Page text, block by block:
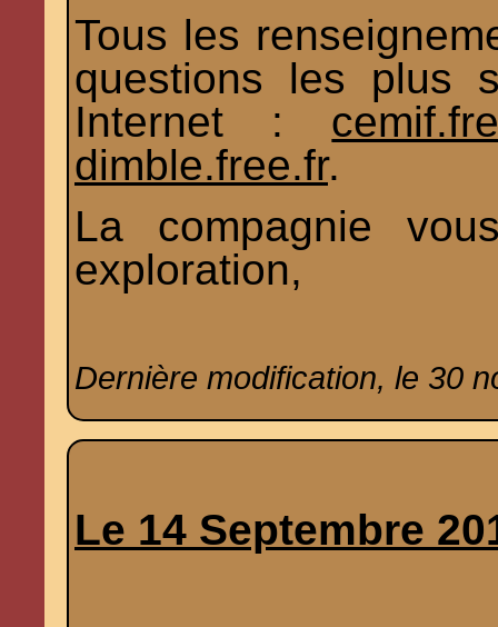
Tous les
questions les plus
Internet :
dimble.free.fr.
La compagnie
exploration,
Dernière modification, le 30
Le 14 Septembre